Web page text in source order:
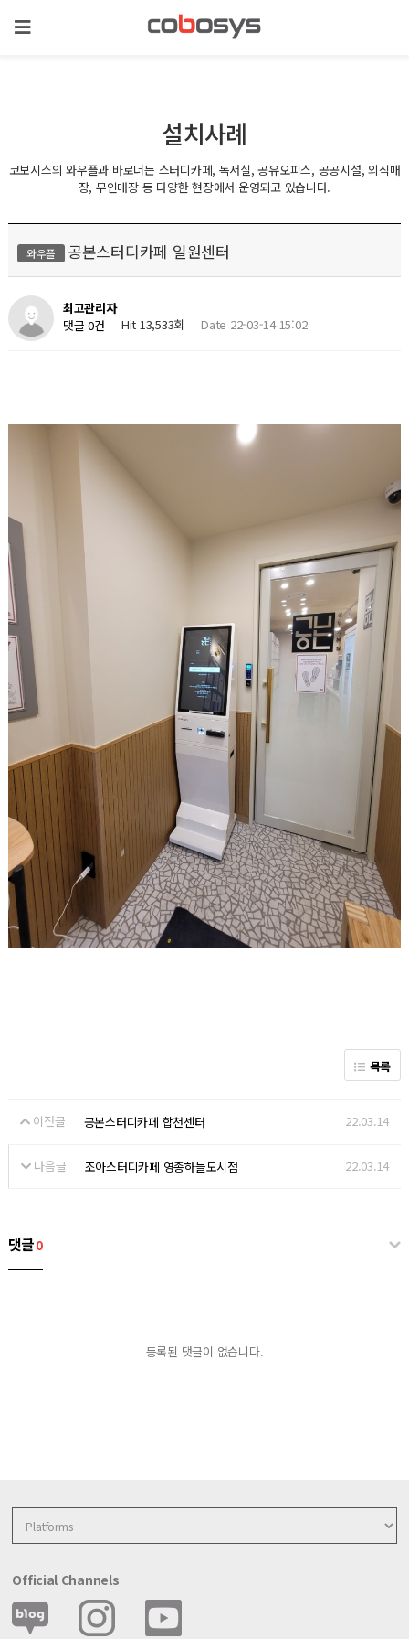
설치사례
코보시스의 와우플과 바로더는 스터디카페, 독서실, 공유오피스, 공공시설, 외식매
장, 무인매장 등 다양한 현장에서 운영되고 있습니다.
와우플 공본스터디카페 일원센터
최고관리자
댓글 0건
Hit 13,533회 Date 22-03-14 15:02
목록
이전글 공본스터디카페 합천센터 22.03.14
다음글 조아스터디카페 영종하늘도시점 22.03.14
댓글0
등록된 댓글이 없습니다.
Official Channels